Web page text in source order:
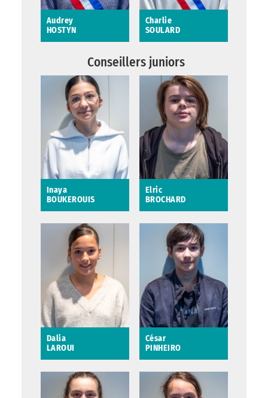
Audrey
HOSTYN
Charlie
SOULARD
Conseillers juniors
Inaya
BOUKEROUIS
Inaya BOUKEROUIS
Elric
BROCHARD
Elric BROCHARD
Dalia
LAROUI
Dalia LAROUI
César
PINHEIRO
César PINHEIRO